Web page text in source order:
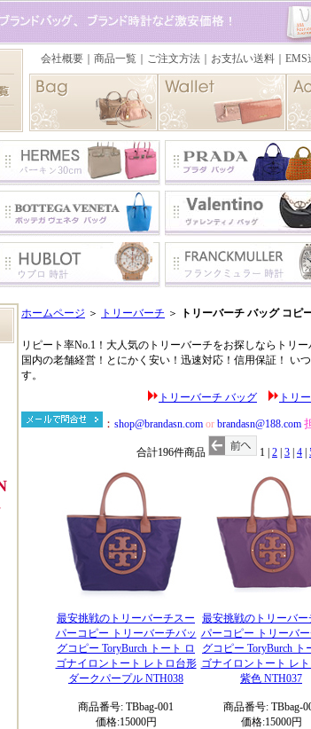
ホームページ ＞ トリーバーチ ＞ トリーバーチ バッグ コピ
リピート率No.1！大人気のトリーバーチをお探しならトリー
国内の老舗経営！とにかく安い！迅速対応！信用保証！ い
す。
トリーバーチ バッグ
トリ
合計196件商品 1 | 2 3 4
最安挑戦のトリーバーチスー
パーコピー トリーバーチバッ
グコピー ToryBurch トート ロ
ゴナイロントート レトロ台形
ダークパープル NTH038
商品番号: TBbag-001
価格:15000円
最安挑戦のトリーバー
パーコピー トリーバ
グコピー ToryBurch ト
ゴナイロントート レ
紫色 NTH037
商品番号: TBbag-
価格:15000円